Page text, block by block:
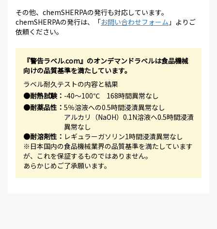
その他、chemSHERPAの発行も対応しています。
chemSHERPAの発行は、「お問い合わせフォーム 」よりご
依頼ください。
『警告ラベル.com』のオンデマンドラベルは食品機械
向けの品質基準を満たしています。
ラベル耐久テストの内容と結果
●耐熱試験： -40～100℃ 168時間異常なし
●耐薬品性： 5％溶液への0.5時間浸漬異常なし
アルカリ（NaOH）0.1N溶液へ0.5時間浸漬
異常なし
●耐溶剤性： レギュラーガソリン1時間浸漬異常なし
※日本国内の食品機械業界の品質基準を満たしています
が、これを保証するものではありません。
あらかじめご了承願います。